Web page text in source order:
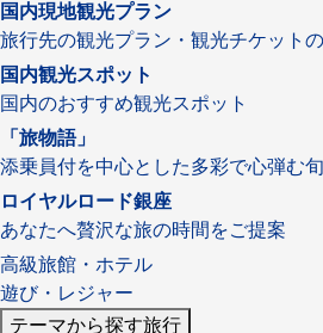
国内現地観光プラン
旅行先の観光プラン・観光チケット
国内観光スポット
国内のおすすめ観光スポット
「旅物語」
添乗員付を中心とした多彩で心弾む
ロイヤルロード銀座
あなたへ贅沢な旅の時間をご提案
高級旅館・ホテル
遊び・レジャー
テーマから探す旅行